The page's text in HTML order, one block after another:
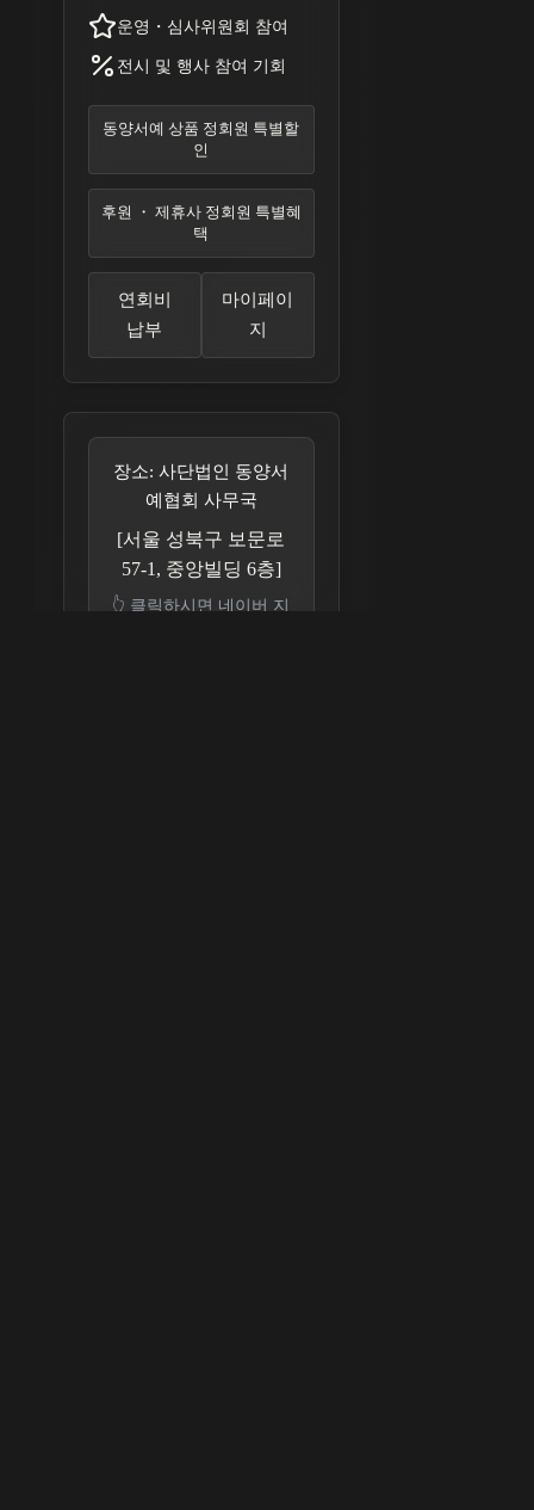
운영・심사위원회 참여
전시 및 행사 참여 기회
동양서예 상품 정회원 특별할
인
후원 ・ 제휴사 정회원 특별혜
택
연회비
납부
마이페이
지
장소: 사단법인 동양서
예협회 사무국
[서울 성북구 보문로
57-1, 중앙빌딩 6층]
👆 클릭하시면 네이버 지